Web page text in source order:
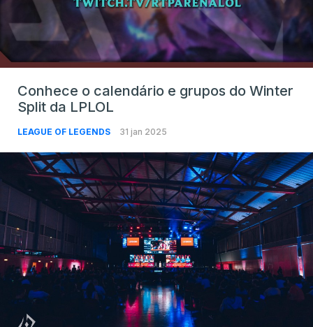
Conhece o calendário e grupos do Winter
Split da LPLOL
LEAGUE OF LEGENDS 31 jan 2025